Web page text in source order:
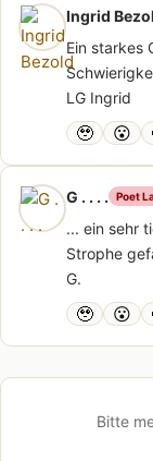
Ingrid
Ein starkes
LG Ingrid
🥹 😮
G . . . . Poet
... ein sehr
Strophe
G.
🥹 😮
Bitte